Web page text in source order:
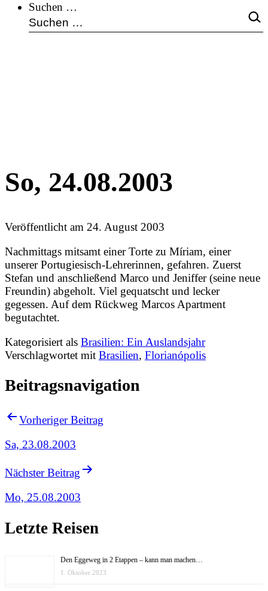
Suchen …
So, 24.08.2003
Veröffentlicht am 24. August 2003
Nachmittags mitsamt einer Torte zu Míriam, einer
unserer Portugiesisch-Lehrerinnen, gefahren. Zuerst
Stefan und anschließend Marco und Jeniffer (seine neue
Freundin) abgeholt. Viel gequatscht und lecker
gegessen. Auf dem Rückweg Marcos Apartment
begutachtet.
Kategorisiert als Brasilien: Ein Auslandsjahr
Verschlagwortet mit Brasilien, Florianópolis
Beitragsnavigation
Vorheriger Beitrag
Sa, 23.08.2003
Nächster Beitrag
Mo, 25.08.2003
Letzte Reisen
Den Eggeweg in 2 Etappen – kann man machen…
1. Oktober 2023